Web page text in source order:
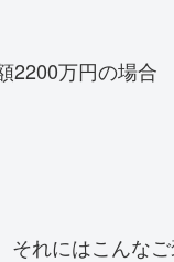
2200万円の場合
れにはこんなご